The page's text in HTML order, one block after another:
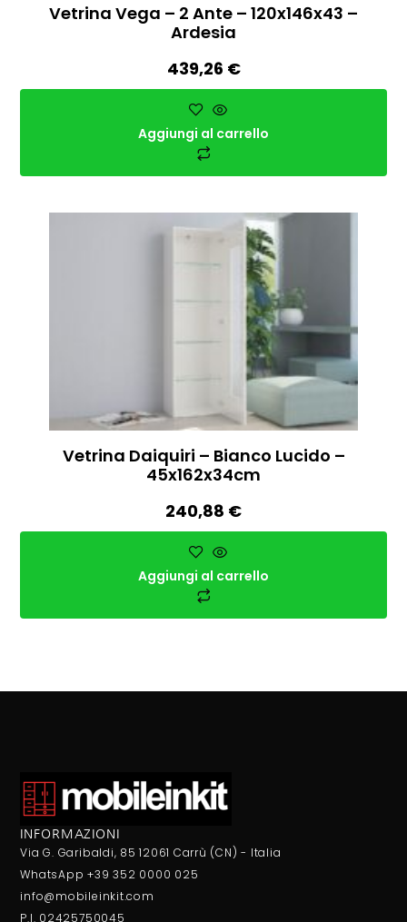
Vetrina Vega – 2 Ante – 120x146x43 –
Ardesia
439,26 €
Aggiungi al carrello
Vetrina Daiquiri – Bianco Lucido –
45x162x34cm
240,88 €
Aggiungi al carrello
INFORMAZIONI
Via G. Garibaldi, 85 12061 Carrù (CN) - Italia
WhatsApp +39 352 0000 025
info@mobileinkit.com
P.I. 02425750045